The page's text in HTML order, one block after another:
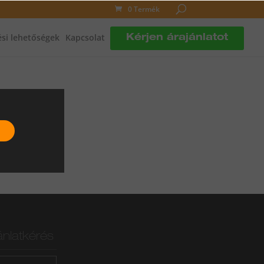
0 Termék
lehetőségek Kapcsolat Kérjen árajánlatot